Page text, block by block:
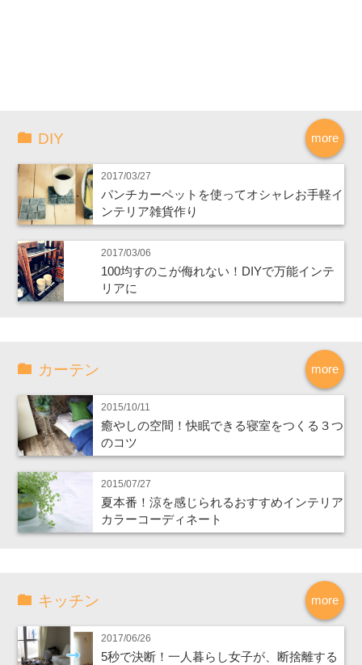
more
DIY
2017/03/27
パンチカーペットを使ってオシャレお手軽イ
ンテリア雑貨作り
2017/03/06
100均すのこが侮れない！DIYで万能インテ
リアに
more
カーテン
2015/10/11
癒やしの空間！快眠できる寝室をつくる３つ
のコツ
2015/07/27
夏本番！涼を感じられるおすすめインテリア
カラーコーディネート
more
キッチン
2017/06/26
5秒で決断！一人暮らし女子が、断捨離する